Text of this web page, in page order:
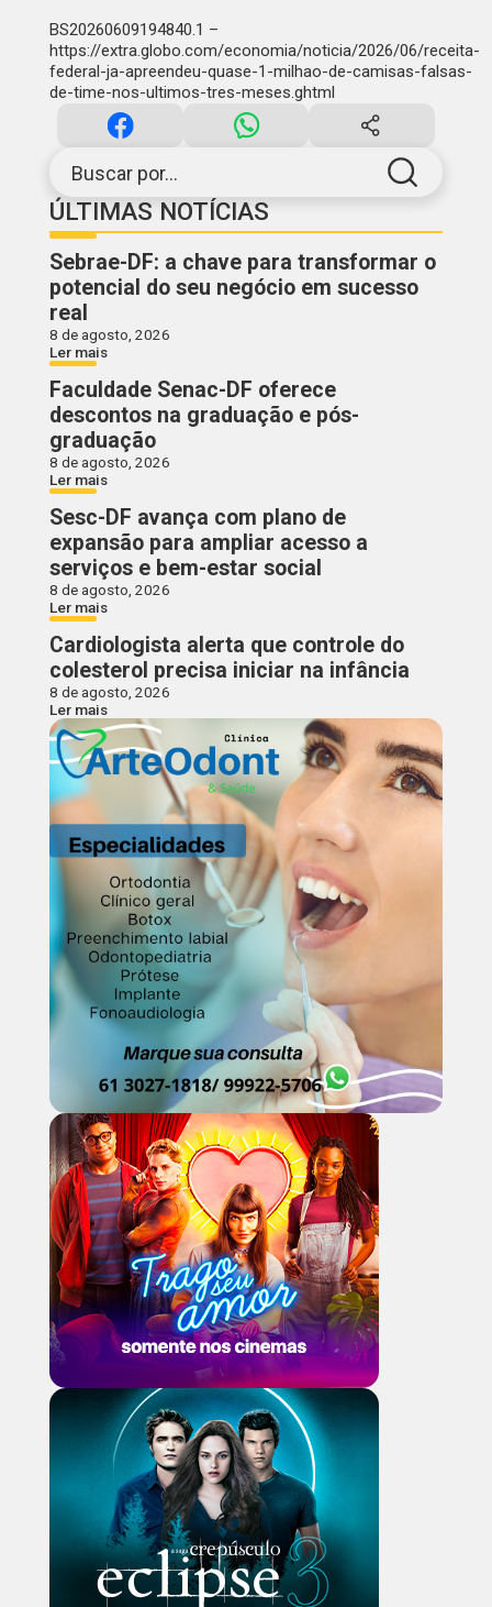
Buscar por...
ÚLTIMAS NOTÍCIAS
Sebrae-DF: a chave para transformar o
potencial do seu negócio em sucesso
real
8 de agosto, 2026
Ler mais
Faculdade Senac-DF oferece
descontos na graduação e pós-
graduação
8 de agosto, 2026
Ler mais
Sesc-DF avança com plano de
expansão para ampliar acesso a
serviços e bem-estar social
8 de agosto, 2026
Ler mais
Cardiologista alerta que controle do
colesterol precisa iniciar na infância
8 de agosto, 2026
Ler mais
BS20260609194840.1 –
https://extra.globo.com/economia/noticia/2026/06/receita-
federal-ja-apreendeu-quase-1-milhao-de-camisas-falsas-
de-time-nos-ultimos-tres-meses.ghtml